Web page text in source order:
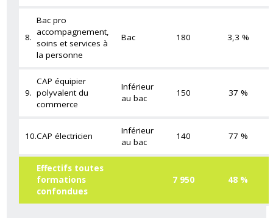
8.
Bac pro
accompagnement,
soins et services à
la personne
Bac 180 3,3 %
9.
CAP équipier
polyvalent du
commerce
Inférieur
au bac
150 37 %
10.CAP électricien
Inférieur
au bac
140 77 %
Effectifs toutes
formations
confondues
7 950 48 %